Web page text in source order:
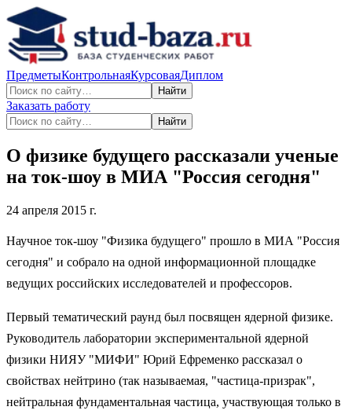
ПредметыКонтрольнаяКурсоваяДиплом
Найти
Заказать работу
Найти
О физике будущего рассказали ученые
на ток-шоу в МИА "Россия сегодня"
24 апреля 2015 г.
Научное ток-шоу "Физика будущего" прошло в МИА "Россия
сегодня" и собрало на одной информационной площадке
ведущих российских исследователей и профессоров.
Первый тематический раунд был посвящен ядерной физике.
Руководитель лаборатории экспериментальной ядерной
физики НИЯУ "МИФИ" Юрий Ефременко рассказал о
свойствах нейтрино (так называемая, "частица-призрак",
нейтральная фундаментальная частица, участвующая только в